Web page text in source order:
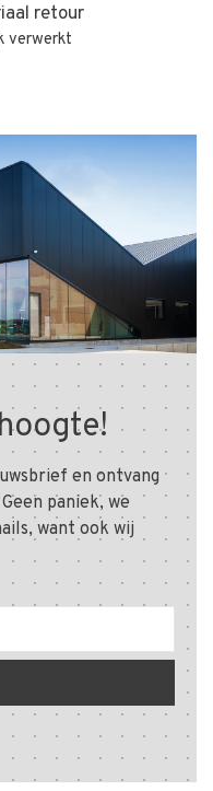
retour
verwerkt
en ontvang
paniek, we
want ook wij